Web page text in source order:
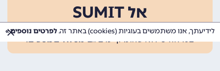
אל SUMIT
ההצטרפות אינה כרוכה בתשלום, ומאפשרת 10 פעולות
בכל חודש ללא עלות. קיימים גםמסלולים נוספים.
לידיעתך, אנו משתמשים בעוגיות (cookies) באתר זה. לפרטים נוספים »